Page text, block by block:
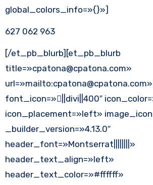
global_colors_info=»{}»]
627 062 963
[/et_pb_blurb][et_pb_blurb
title=»cpatona@cpatona.com»
font_icon=»||divi||400″
icon_placement=»left»
_builder_version=»4.13.0″
header_font=»Montserrat||||||||»
header_text_align=»left»
header_text_color=»#ffffff»